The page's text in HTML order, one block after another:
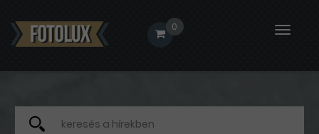
0
Toggle